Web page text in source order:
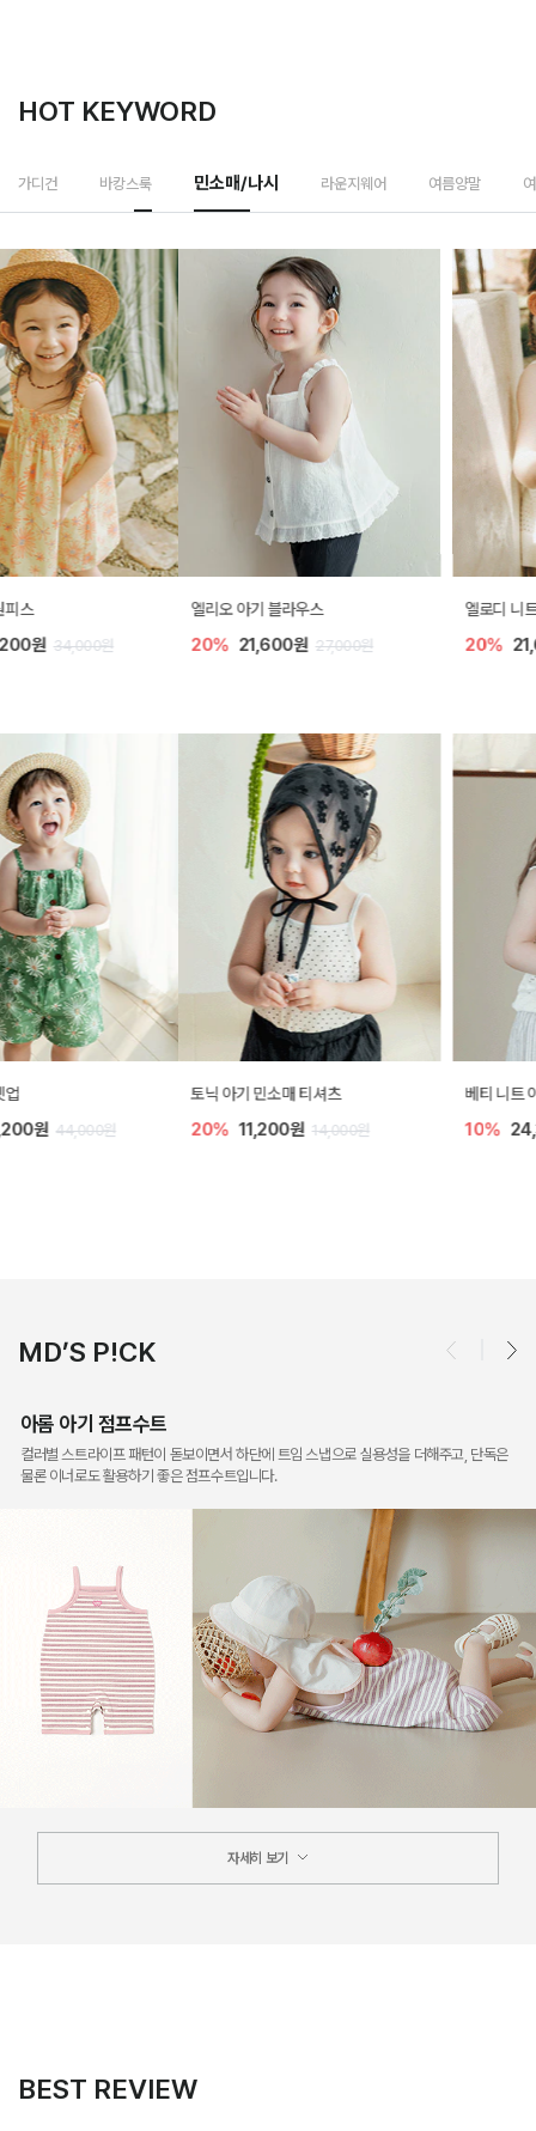
HOT KEYWORD
가디건 바캉스룩 민소매/나시 라운지웨어 여름양말
엘리오 아기 블라우스
20% 21,600원 27,000원
엘로디 니트 아기 뷔스티에
20% 21,600원 27,000원
토닉 아기 민소매 티셔츠
20% 11,200원
베티 니트 아기 민소매 티셔츠
10% 24,300원 27,000원
MD’S P!CK
아롬 아기 점프수트
컬러별 스트라이프 패턴이 돋보이면서 하단에 트임 스냅으로 실용성을 더해주고, 단독은
물론 이너로도 활용하기 좋은 점프수트입니다.
자세히 보기
BEST REVIEW